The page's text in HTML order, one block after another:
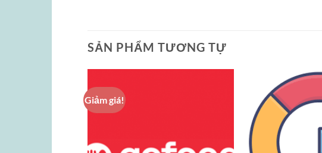
SẢN PHẨM TƯƠNG TỰ
Giảm giá!